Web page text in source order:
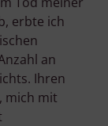
erbte ich
an
Ihren
mich mit
Inhalten